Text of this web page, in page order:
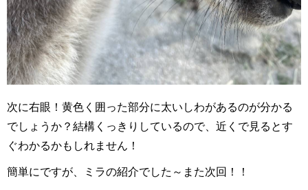
次に右眼！黄色く囲った部分に太いしわがあるのが分かる
でしょうか？結構くっきりしているので、近くで見るとす
ぐわかるかもしれません！
簡単にですが、ミラの紹介でした～また次回！！